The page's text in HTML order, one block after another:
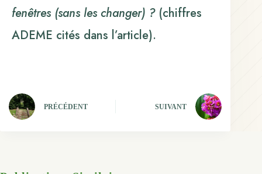
fenêtres (sans les changer) ?(chiffres
ADEME cités dans l’article).
PRÉCÉDENT SUIVANT